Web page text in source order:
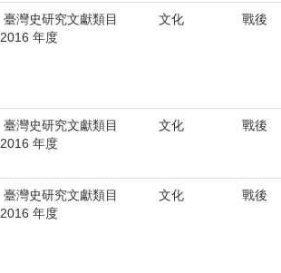
臺灣史研究文獻類目
2016 年度
文化 戰後
臺灣史研究文獻類目
2016 年度
文化 戰後
臺灣史研究文獻類目
2016 年度
文化 戰後